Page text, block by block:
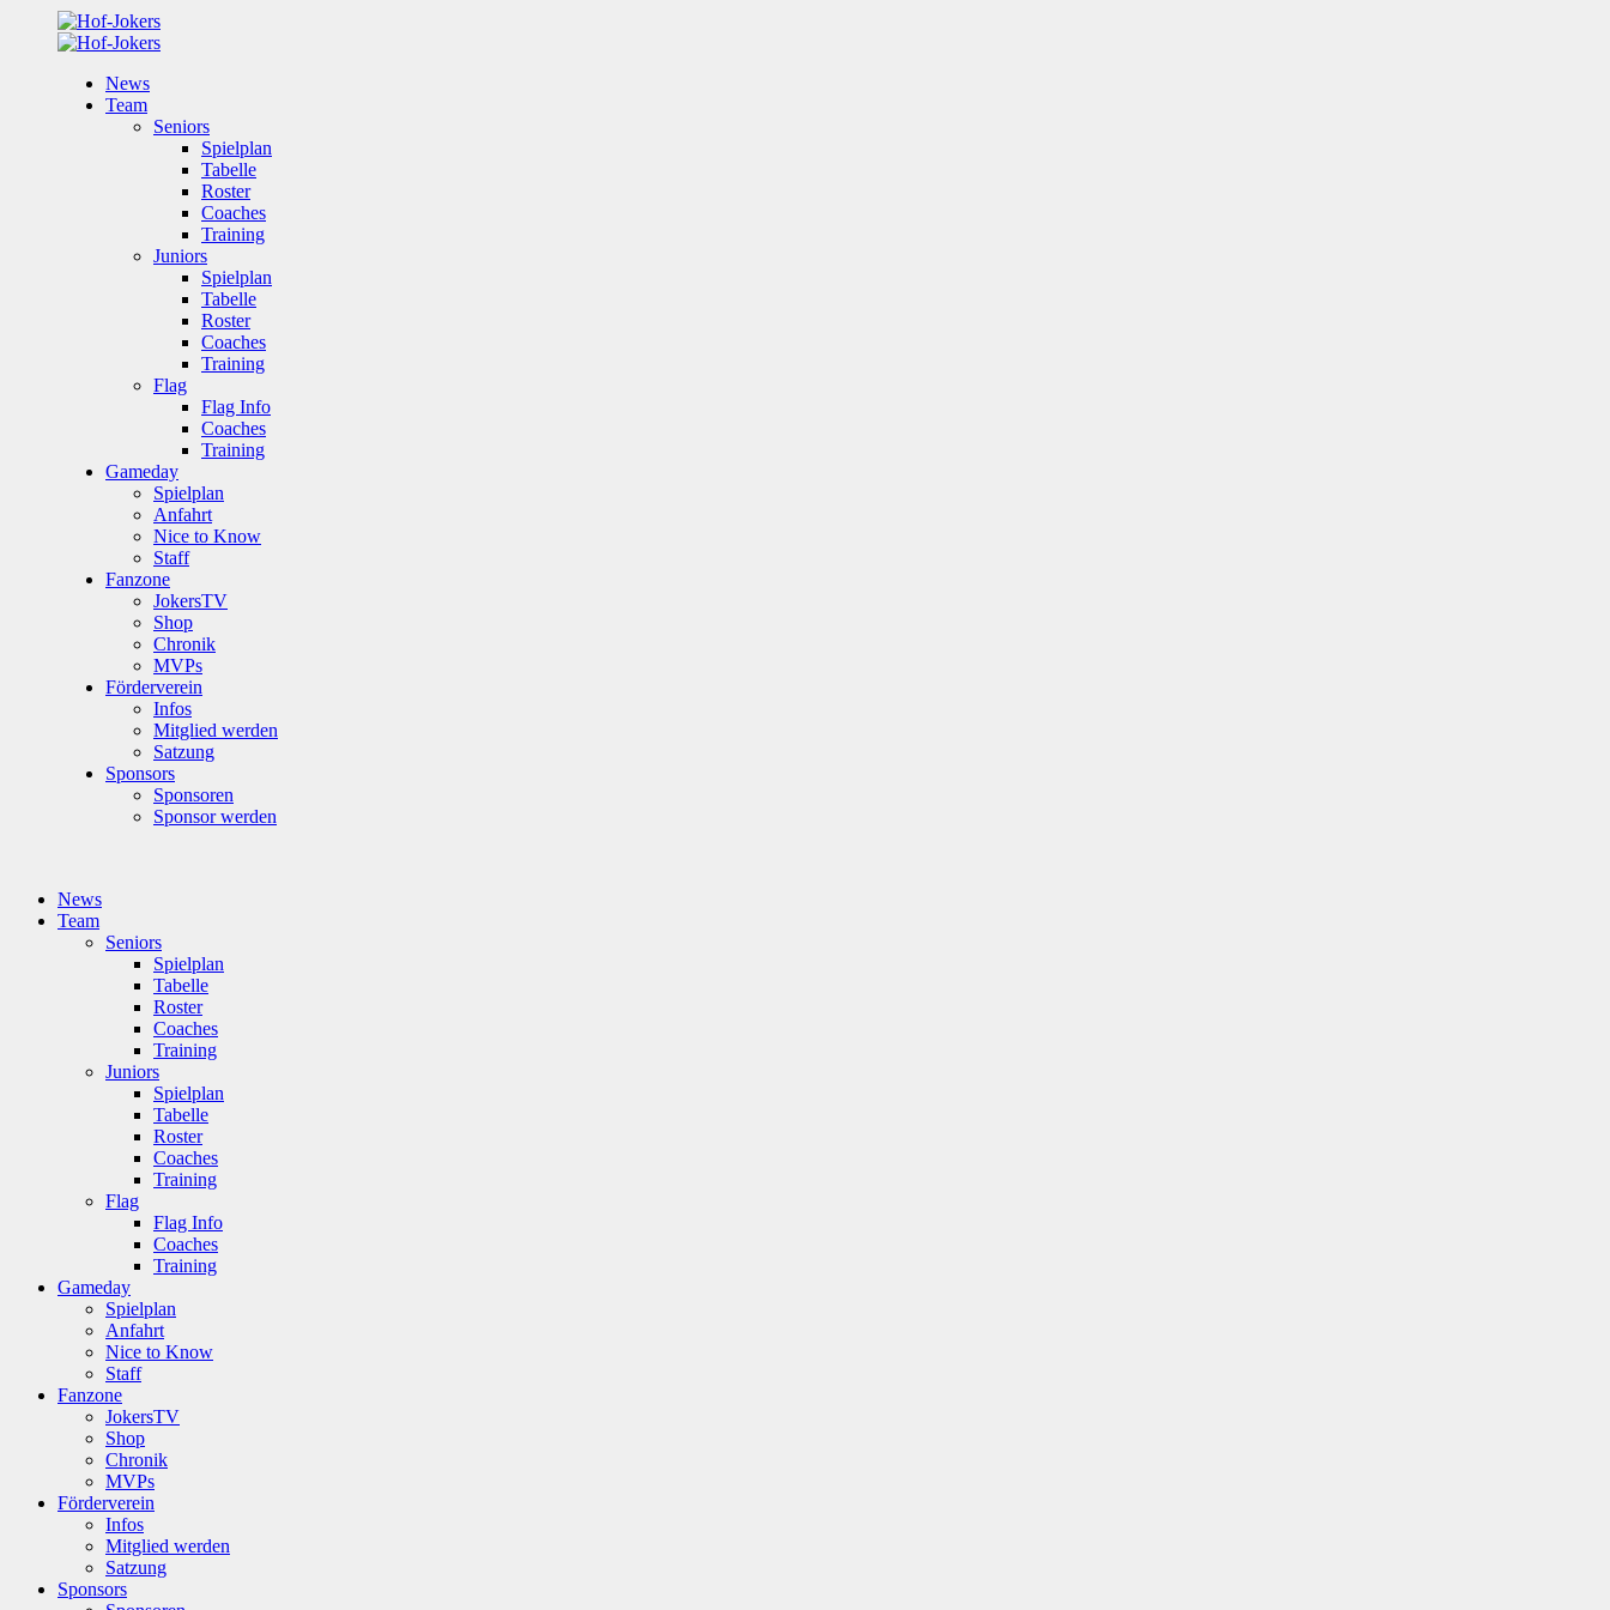
News
Team
Seniors
Spielplan
Tabelle
Roster
Coaches
Training
Juniors
Spielplan
Tabelle
Roster
Coaches
Training
Flag
Flag Info
Coaches
Training
Gameday
Spielplan
Anfahrt
Nice to Know
Staff
Fanzone
JokersTV
Shop
Chronik
MVPs
Förderverein
Infos
Mitglied werden
Satzung
Sponsors
Sponsoren
Sponsor werden
News
Team
Seniors
Spielplan
Tabelle
Roster
Coaches
Training
Juniors
Spielplan
Tabelle
Roster
Coaches
Training
Flag
Flag Info
Coaches
Training
Gameday
Spielplan
Anfahrt
Nice to Know
Staff
Fanzone
JokersTV
Shop
Chronik
MVPs
Förderverein
Infos
Mitglied werden
Satzung
Sponsors